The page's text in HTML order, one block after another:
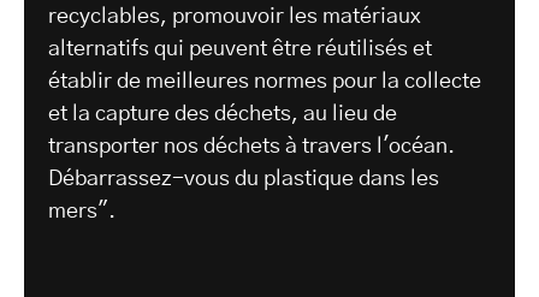
recyclables, promouvoir les matériaux
alternatifs qui peuvent être réutilisés et
établir de meilleures normes pour la collecte
et la capture des déchets, au lieu de
transporter nos déchets à travers l'océan.
Débarrassez-vous du plastique dans les
mers".